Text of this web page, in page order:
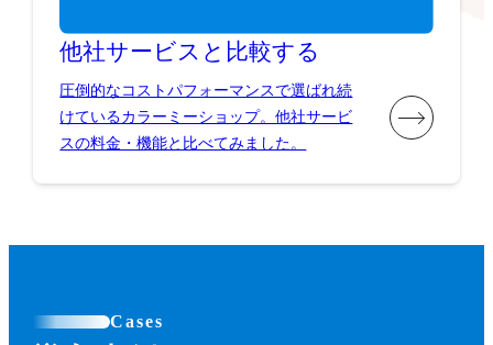
他社サービスと比較する
圧倒的なコストパフォーマンスで選ばれ続
けているカラーミーショップ。他社サービ
スの料金・機能と比べてみました。
Cases